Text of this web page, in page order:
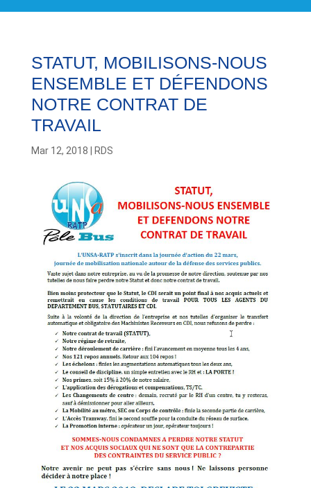
STATUT, MOBILISONS-NOUS
ENSEMBLE ET DÉFENDONS
NOTRE CONTRAT DE
TRAVAIL
Mar 12, 2018 RDS